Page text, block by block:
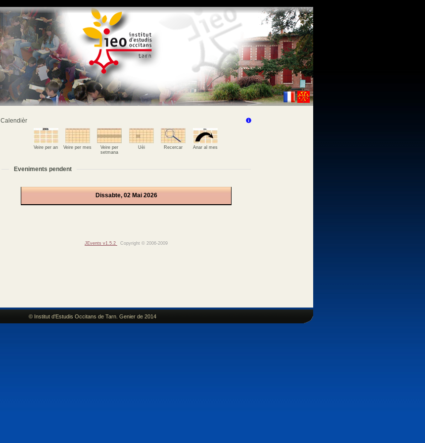
Calendièr
Veire per an Veire per mes
Veire per
setmana
Uèi Recercar Anar al mes
Eveniments pendent
Dissabte, 02 Mai 2026
JEvents v1.5.2 Copyright © 2006-2009
© Institut d'Estudis Occitans de Tarn. Genier de 2014